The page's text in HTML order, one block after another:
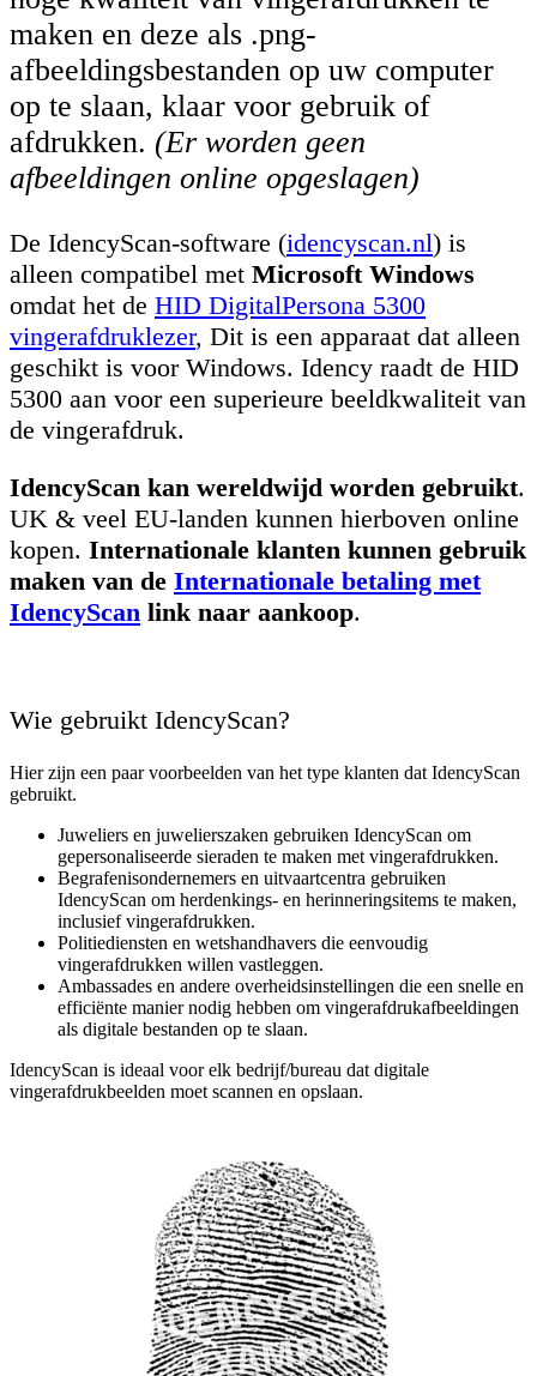
maken en deze als .png-
afbeeldingsbestanden op uw computer
op te slaan, klaar voor gebruik of
afdrukken. (Er worden geen
afbeeldingen online opgeslagen)
De IdencyScan-software (idencyscan.nl) is
alleen compatibel met Microsoft Windows
omdat het de HID DigitalPersona 5300
vingerafdruklezer, Dit is een apparaat dat alleen
geschikt is voor Windows. Idency raadt de HID
5300 aan voor een superieure beeldkwaliteit van
de vingerafdruk.
IdencyScan kan wereldwijd worden gebruikt.
UK & veel EU-landen kunnen hierboven online
kopen. Internationale klanten kunnen gebruik
maken van de Internationale betaling met
IdencyScan link naar aankoop.
Wie gebruikt IdencyScan?
Hier zijn een paar voorbeelden van het type klanten dat IdencyScan
gebruikt.
Juweliers en juwelierszaken gebruiken IdencyScan om
gepersonaliseerde sieraden te maken met vingerafdrukken.
Begrafenisondernemers en uitvaartcentra gebruiken
IdencyScan om herdenkings- en herinneringsitems te maken,
inclusief vingerafdrukken.
Politiediensten en wetshandhavers die eenvoudig
vingerafdrukken willen vastleggen.
Ambassades en andere overheidsinstellingen die een snelle en
efficiënte manier nodig hebben om vingerafdrukafbeeldingen
als digitale bestanden op te slaan.
IdencyScan is ideaal voor elk bedrijf/bureau dat digitale
vingerafdrukbeelden moet scannen en opslaan.